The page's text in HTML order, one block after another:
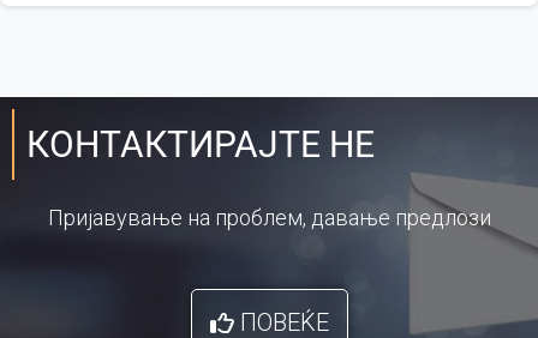
КОНТАКТИРАЈТЕ НЕ
Пријавување на проблем, давање предлози
ПОВЕЌЕ